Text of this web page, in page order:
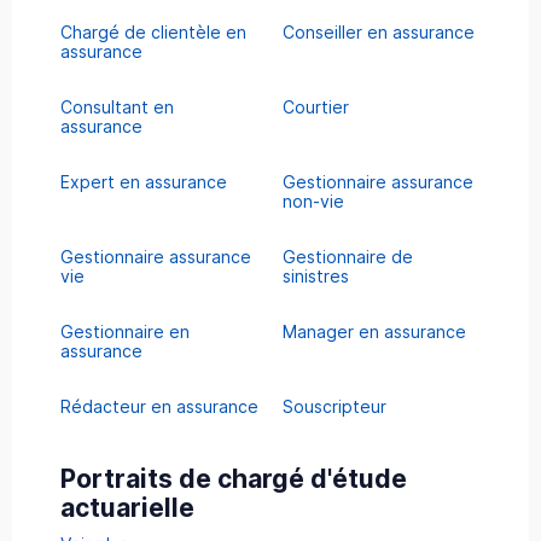
Chargé de clientèle en
assurance
Conseiller en assurance
Consultant en
assurance
Courtier
Expert en assurance
Gestionnaire assurance
non-vie
Gestionnaire assurance
vie
Gestionnaire de
sinistres
Gestionnaire en
assurance
Manager en assurance
Rédacteur en assurance Souscripteur
Portraits de chargé d'étude
actuarielle